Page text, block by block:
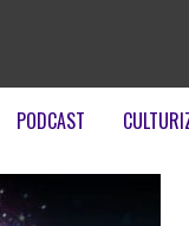
PODCAST